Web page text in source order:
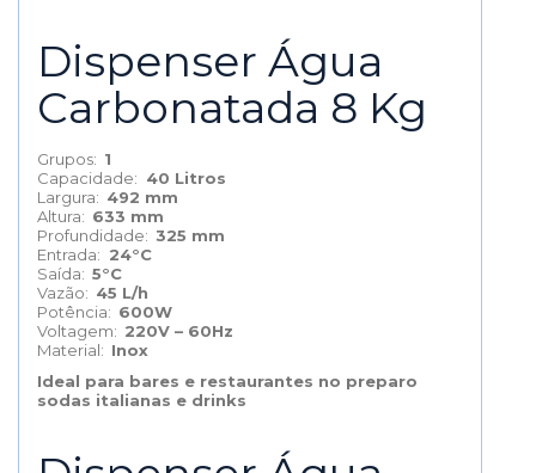
Dispenser Água
Carbonatada 8 Kg
Grupos: 1
Capacidade: 40 Litros
Largura: 492 mm
Altura: 633 mm
Profundidade: 325 mm
Entrada: 24°C
Saída: 5°C
Vazão: 45 L/h
Potência: 600W
Voltagem: 220V – 60Hz
Material: Inox
Ideal para bares e restaurantes no preparo
sodas italianas e drinks